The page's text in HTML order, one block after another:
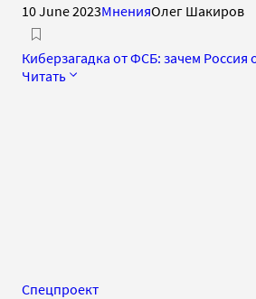
10 June 2023МненияОлег Шакиров
Киберзагадка от ФСБ: зачем
Читать
Спецпроект